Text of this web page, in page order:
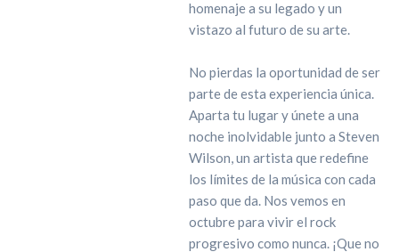
homenaje a su legado y un
vistazo al futuro de su arte.
No pierdas la oportunidad de ser
parte de esta experiencia única.
Aparta tu lugar y únete a una
noche inolvidable junto a Steven
Wilson, un artista que redefine
los límites de la música con cada
paso que da. Nos vemos en
octubre para vivir el rock
progresivo como nunca. ¡Que no